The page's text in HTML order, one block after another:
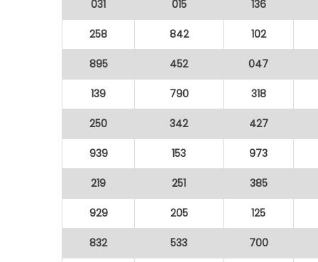
031 015 136
258 842 102
895 452 047
139 790 318
250 342 427
939 153 973
219 251 385
929 205 125
832 533 700